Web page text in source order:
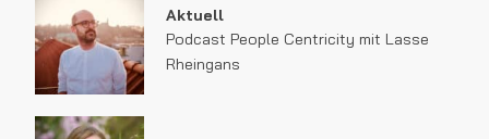
Aktuell
Podcast People Centricity mit Lasse
Rheingans